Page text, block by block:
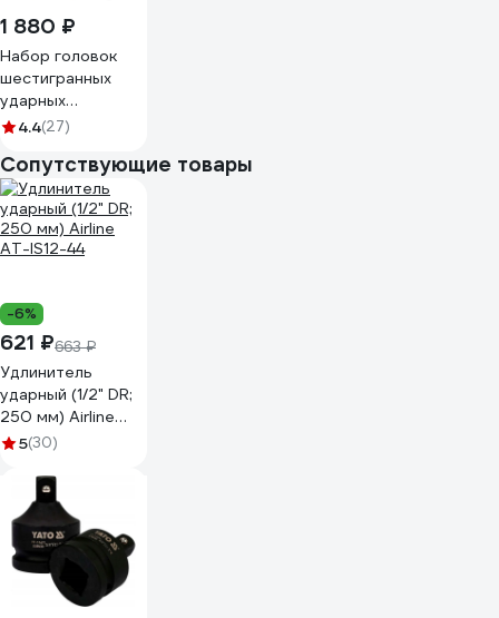
1 880 ₽
Набор головок
шестигранных
ударных
удлиненных для
(3 шт; 1/2" DR; 17-21
мм) Airline AT-
IS12-41
4.4(27)
Сопутствующие товары
-6%
621 ₽663 ₽
Удлинитель
ударный (1/2" DR;
250 мм) Airline
AT-IS12-44
5(30)